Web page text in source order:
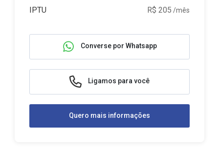
IPTU R$ 205 /mês
Converse por Whatsapp
Ligamos para você
Quero mais informações